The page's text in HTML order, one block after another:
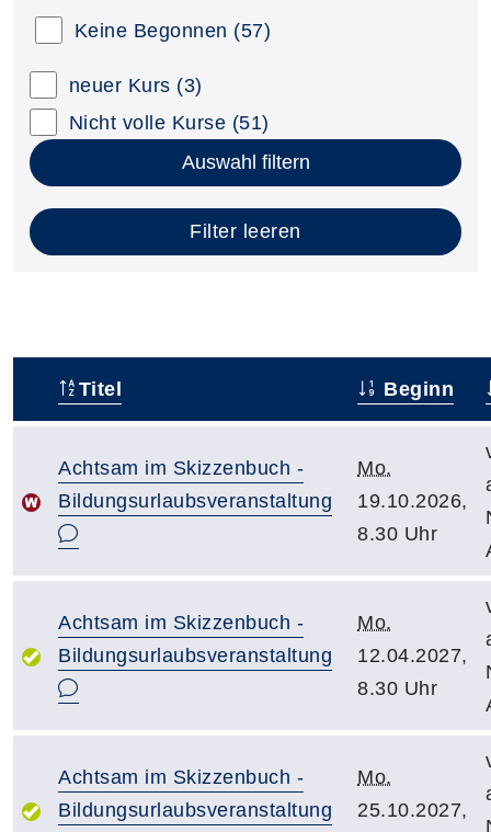
Keine Begonnen (57)
neuer Kurs (3)
Nicht volle Kurse (51)
Auswahl filtern
Filter leeren
Titel Beginn
Achtsam im Skizzenbuch -
Bildungsurlaubsveranstaltung
Mo.
19.10.2026,
8.30 Uhr
Achtsam im Skizzenbuch -
Bildungsurlaubsveranstaltung
Mo.
12.04.2027,
8.30 Uhr
Achtsam im Skizzenbuch -
Bildungsurlaubsveranstaltung
Mo.
25.10.2027,